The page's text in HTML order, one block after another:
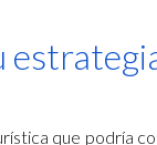
que podría